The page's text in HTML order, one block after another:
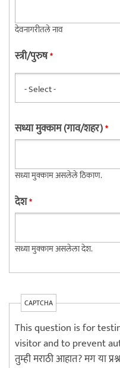
देवनागरीतले नाव
स्त्री/पुरुष*
सध्या मुक्काम (गाव/शहर)*
सध्या मुक्काम असलेले ठिकाण.
देश*
सध्या मुक्काम असलेला देश.
CAPTCHA
This question is for
visitor and to prevent
तुम्ही मराठी आहात? मग या